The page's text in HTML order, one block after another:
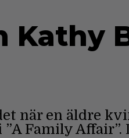
Kathy
när en äldre
Family